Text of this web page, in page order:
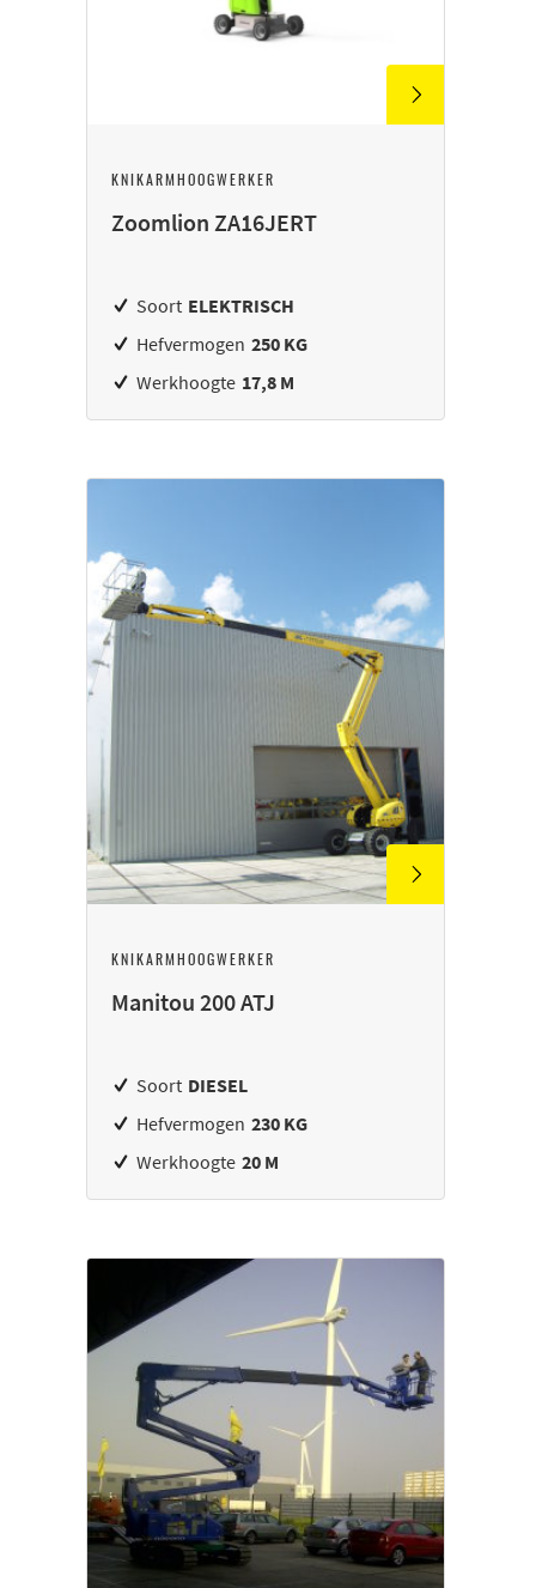
KNIKARMHOOGWERKER
Zoomlion ZA16JERT
Soort ELEKTRISCH
Hefvermogen 250 KG
Werkhoogte 17,8 M
KNIKARMHOOGWERKER
Manitou 200 ATJ
Soort DIESEL
Hefvermogen 230 KG
Werkhoogte 20 M